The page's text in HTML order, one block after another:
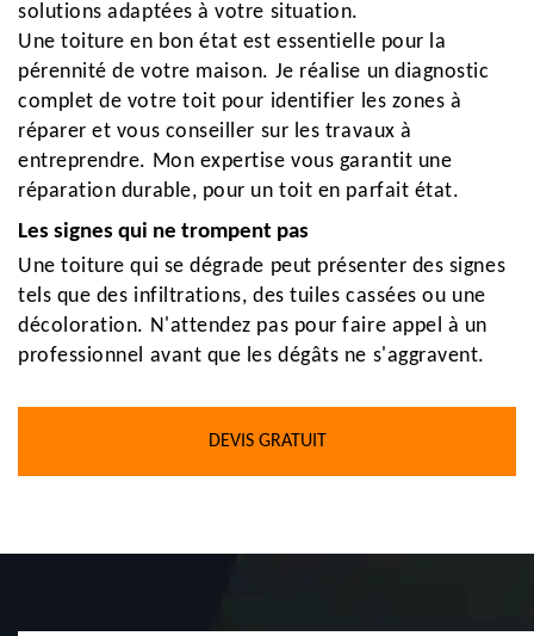
solutions adaptées à votre situation.
Une toiture en bon état est essentielle pour la
pérennité de votre maison. Je réalise un diagnostic
complet de votre toit pour identifier les zones à
réparer et vous conseiller sur les travaux à
entreprendre. Mon expertise vous garantit une
réparation durable, pour un toit en parfait état.
Les signes qui ne trompent pas
Une toiture qui se dégrade peut présenter des signes
tels que des infiltrations, des tuiles cassées ou une
décoloration. N'attendez pas pour faire appel à un
professionnel avant que les dégâts ne s'aggravent.
DEVIS GRATUIT